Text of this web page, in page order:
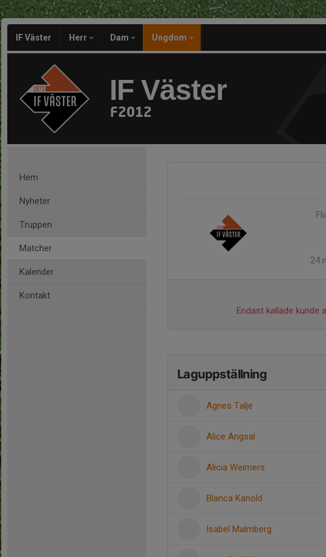
IF Väster Herr Dam Ungdom
IF Väster
F2012
Hem
Nyheter
Truppen
Matcher
Kalender
Kontakt
24
Endast kallade kunde
Laguppställning
Agnes Talje
Alice Ängsal
Alicia Weimers
Blanca Kanold
Isabel Malmberg